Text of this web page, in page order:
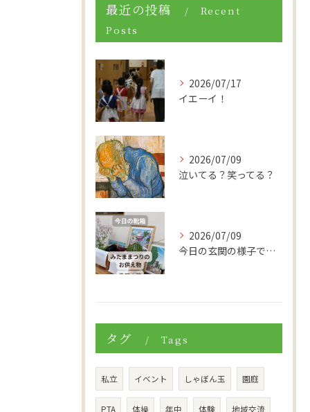
最近の投稿
Recent
Posts
2026/07/17
イエーイ！
2026/07/09
泣いてる？笑ってる？
2026/07/09
今日の玄関の様子です。
タグ Tags
私立 イベント しゃぼん玉 園庭
PTA 体操 年中 体験 地域交流